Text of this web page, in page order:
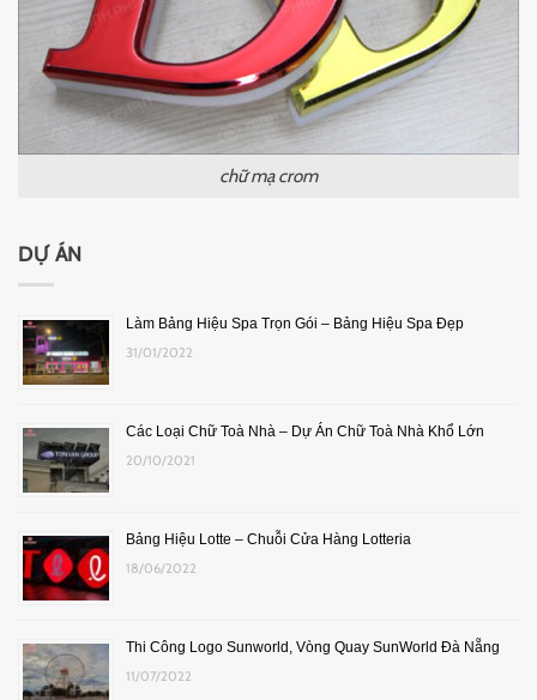
chữ mạ crom
DỰ ÁN
Làm Bảng Hiệu Spa Trọn Gói – Bảng Hiệu Spa Đẹp
31/01/2022
Các Loại Chữ Toà Nhà – Dự Án Chữ Toà Nhà Khổ Lớn
20/10/2021
Bảng Hiệu Lotte – Chuỗi Cửa Hàng Lotteria
18/06/2022
Thi Công Logo Sunworld, Vòng Quay SunWorld Đà Nẵng
11/07/2022